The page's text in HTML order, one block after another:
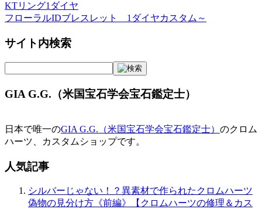
投
稿
ナ
ビ
ー
シ
ョ
ン
KTリング1ダイヤ
フローラルIDブレスレット 1ダイヤカスタム～
サイト内検索
GIA G.G.（米国宝石学会宝石鑑定士）
日本で唯一のGIA G.G.（米国宝石学会宝石鑑定士） のクロム
ハーツ、カスタムショップです。
人気記事
シルバーじゃない！？異素材で作られたクロムハーツ
偽物の見分け方《前編》【クロムハーツの修理＆カス